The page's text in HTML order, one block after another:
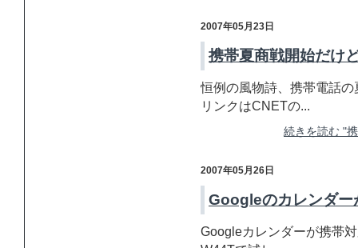
2007年05月23日
携帯夏商戦開始だけ
恒例の風物詩、携帯電話
リンクはCNETの...
続きを読む "
2007年05月26日
Googleのカレンダー
Googleカレンダーが携帯